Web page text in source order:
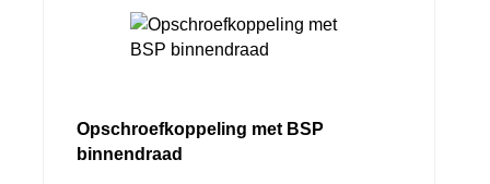
Opschroefkoppeling met BSP
binnendraad